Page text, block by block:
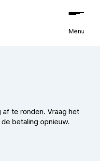
Menu
af te ronden. Vraag het
betaling opnieuw.